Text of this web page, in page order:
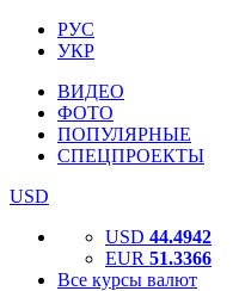
РУС
УКР
ВИДЕО
ФОТО
ПОПУЛЯРНЫЕ
СПЕЦПРОЕКТЫ
USD
USD 44.4942
EUR 51.3366
Все курсы валют